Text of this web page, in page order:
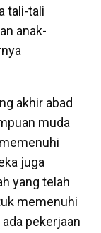
tali-tali
anak-
akhir abad
muda
juga
yang telah
memenuhi
pekerjaan